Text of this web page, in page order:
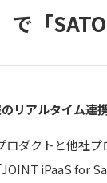
で「
リアルタイム連
ロダクトと他社
iPaaS for